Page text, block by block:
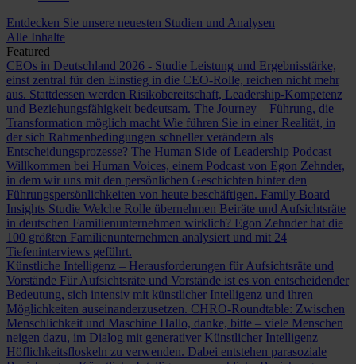
Entdecken Sie unsere neuesten Studien und Analysen
Alle Inhalte
Featured
CEOs in Deutschland 2026 - Studie Leistung und Ergebnisstärke,
einst zentral für den Einstieg in die CEO-Rolle, reichen nicht mehr
aus. Stattdessen werden Risikobereitschaft, Leadership-Kompetenz
und Beziehungsfähigkeit bedeutsam. The Journey – Führung, die
Transformation möglich macht Wie führen Sie in einer Realität, in
der sich Rahmenbedingungen schneller verändern als
Entscheidungsprozesse? The Human Side of Leadership Podcast
Willkommen bei Human Voices, einem Podcast von Egon Zehnder,
in dem wir uns mit den persönlichen Geschichten hinter den
Führungspersönlichkeiten von heute beschäftigen. Family Board
Insights Studie Welche Rolle übernehmen Beiräte und Aufsichtsräte
in deutschen Familienunternehmen wirklich? Egon Zehnder hat die
100 größten Familienunternehmen analysiert und mit 24
Tiefeninterviews geführt.
Künstliche Intelligenz – Herausforderungen für Aufsichtsräte und
Vorstände Für Aufsichtsräte und Vorstände ist es von entscheidender
Bedeutung, sich intensiv mit künstlicher Intelligenz und ihren
Möglichkeiten auseinanderzusetzen. CHRO-Roundtable: Zwischen
Menschlichkeit und Maschine Hallo, danke, bitte – viele Menschen
neigen dazu, im Dialog mit generativer Künstlicher Intelligenz
Höflichkeitsfloskeln zu verwenden. Dabei entstehen parasoziale